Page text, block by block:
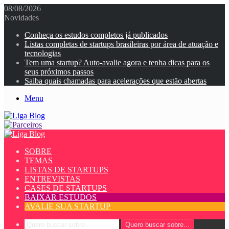
08/08/2026
Novidades
Conheça os estudos completos já publicados
Listas completas de startups brasileiras por área de atuação e
tecnologias
Tem uma startup? Auto-avalie agora e tenha dicas para os
seus próximos passos
Saiba quais chamadas para acelerações que estão abertas
Menu
SOBRE
TEMAS
LISTAS DE STARTUPS
ENTREVISTAS
CASES DE STARTUPS
BAIXAR ESTUDOS
AVALIE SUA STARTUP
Quero buscar sobre...